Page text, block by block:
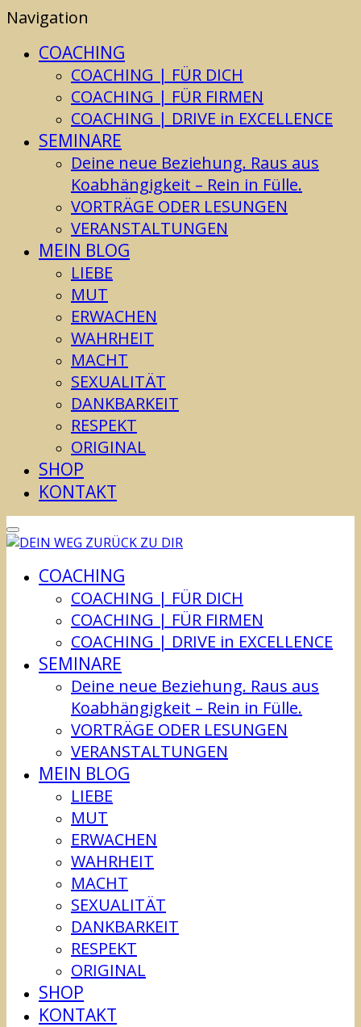
Navigation
COACHING
COACHING | FÜR DICH
COACHING | FÜR FIRMEN
COACHING | DRIVE in EXCELLENCE
SEMINARE
Deine neue Beziehung. Raus aus
Koabhängigkeit – Rein in Fülle.
VORTRÄGE ODER LESUNGEN
VERANSTALTUNGEN
MEIN BLOG
LIEBE
MUT
ERWACHEN
WAHRHEIT
MACHT
SEXUALITÄT
DANKBARKEIT
RESPEKT
ORIGINAL
SHOP
KONTAKT
COACHING
COACHING | FÜR DICH
COACHING | FÜR FIRMEN
COACHING | DRIVE in EXCELLENCE
SEMINARE
Deine neue Beziehung. Raus aus
Koabhängigkeit – Rein in Fülle.
VORTRÄGE ODER LESUNGEN
VERANSTALTUNGEN
MEIN BLOG
LIEBE
MUT
ERWACHEN
WAHRHEIT
MACHT
SEXUALITÄT
DANKBARKEIT
RESPEKT
ORIGINAL
SHOP
KONTAKT